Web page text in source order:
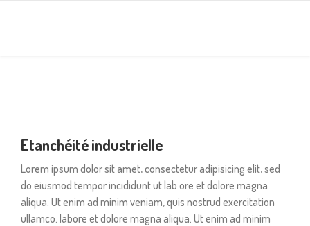
Etanchéité industrielle
Lorem ipsum dolor sit amet, consectetur adipisicing elit, sed
do eiusmod tempor incididunt ut lab ore et dolore magna
aliqua. Ut enim ad minim veniam, quis nostrud exercitation
ullamco. labore et dolore magna aliqua. Ut enim ad minim